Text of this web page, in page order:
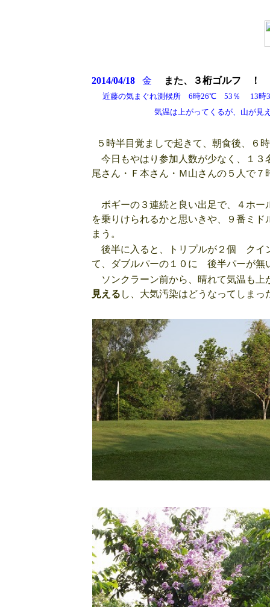
2014/04/18金 また、３桁ゴルフ ！
近藤の気まぐれ測候所 6時26℃ 53％
気温は上がってくるが、山が見える
５時半目覚ましで起きて、朝食後、６
今日もやはり参加人数が少なく、１
尾さん・Ｆ本さん・Ｍ山さんの５人で７
ボギーの３連続と良い出足で、４ホ
を乗りけられるかと思いきや、９番ミ
まう。
後半に入ると、トリプルが２個 クイ
て、ダブルパーの１０に 後半パーが無
ソンクラーン前から、晴れて気温も上
見える し、大気汚染はどうなってしまっ